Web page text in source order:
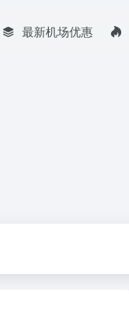
最新机场优惠